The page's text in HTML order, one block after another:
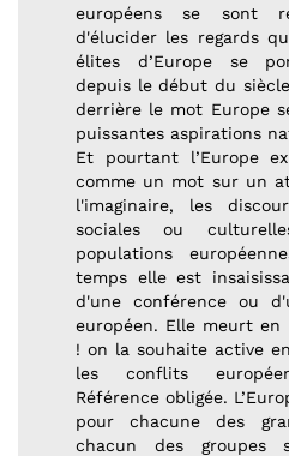
européens se sont
d'élucider les regards
élites d’Europe se
depuis le début du
derrière le mot Europe
puissantes aspirations
Et pourtant l’Europe
comme un mot sur un
l'imaginaire, les
sociales ou
populations
temps elle est
d'une conférence ou
européen. Elle meurt en
! on la souhaite active
les conflits
Référence obligée.
pour chacune des
chacun des groupes